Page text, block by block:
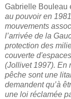
Gabrielle Bouleau
au pouvoir en
mouvements
l’arrivée de la
protection des
couverte
(Jollivet 1997). En
pêche sont une
demandent qu’à
une loi réclamée